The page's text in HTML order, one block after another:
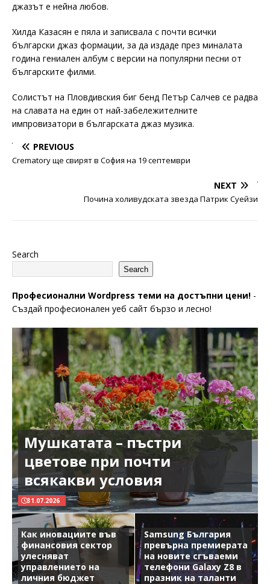
джазът е нейна любов.
Хилда Казасян е пяла и записвала с почти всички
български джаз формации, за да издаде през миналата
година гениален албум с версии на популярни песни от
българските филми.
Солистът на Пловдивския биг бенд Петър Салчев се радва
на славата на един от най-забележителните
импровизатори в българската джаз музика.
PREVIOUS
Crematory ще свирят в София на 19 септември
NEXT
Почина холивудската звезда Патрик Суейзи
Search
Search
Професионални Wordpress теми на достъпни цени! -
Създай професионален уеб сайт бързо и лесно!
Мушкатата – пъстри
цветове при почти
всякакви условия
31.07.2026
Как иновациите във
финансовия сектор
улесняват
управлението на
личния бюджет
Samsung България
превърна премиерата
на новите сгъваеми
телефони Galaxy Z8 в
празник на таланти